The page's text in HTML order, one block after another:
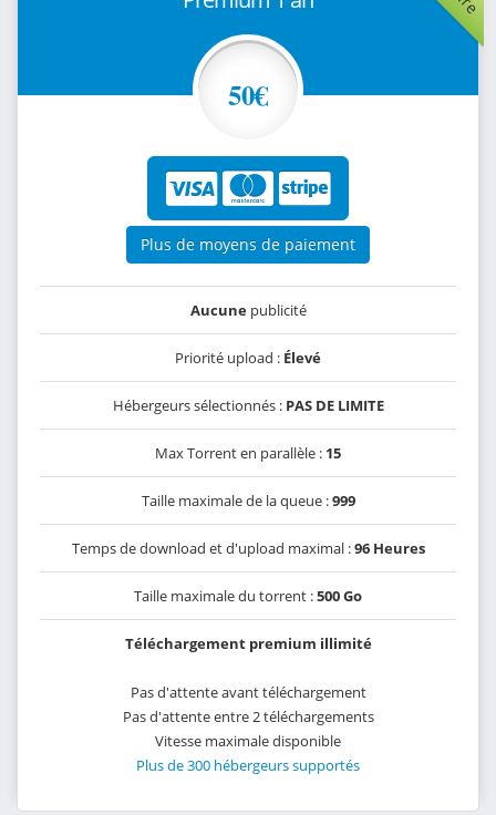
50€
Plus de moyens de paiement
Aucunepublicité
Priorité upload : Élevé
Hébergeurs sélectionnés : PAS DE LIMITE
Max Torrent en parallèle : 15
Taille maximale de la queue :999
Temps de download et d'upload maximal :96 Heures
Taille maximale du torrent :500 Go
Téléchargement premium illimité
Pas d'attente avant téléchargement
Pas d'attente entre 2 téléchargements
Vitesse maximale disponible
Plus de 300 hébergeurs supportés